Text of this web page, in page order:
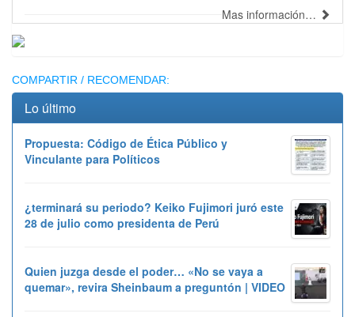
Mas información…
Publicidad
COMPARTIR / RECOMENDAR:
Lo último
Propuesta: Código de Ética Público y
Vinculante para Políticos
¿terminará su periodo? Keiko Fujimori juró este
28 de julio como presidenta de Perú
Quien juzga desde el poder… «No se vaya a
quemar», revira Sheinbaum a preguntón | VIDEO